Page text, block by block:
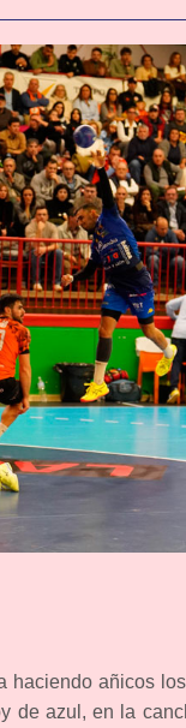
haciendo añicos
de azul, en la